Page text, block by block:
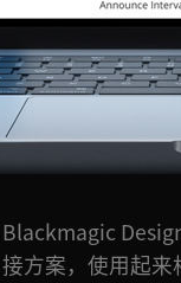
Blackmagic
接方案，使用起